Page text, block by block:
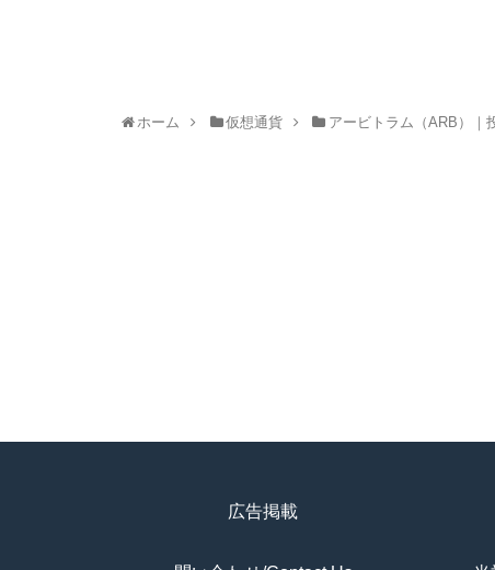
ホーム 仮想通貨 アービトラム（ARB）｜
広告掲載